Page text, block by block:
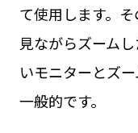
て使用します。
見ながらズーム
いモニターとズ
一般的です。